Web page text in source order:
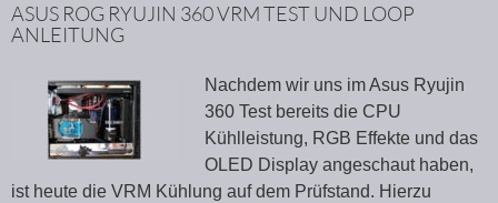
ASUS ROG RYUJIN 360 VRM TEST UND LOOP
ANLEITUNG
Nachdem wir uns im Asus Ryujin
360 Test bereits die CPU
Kühlleistung, RGB Effekte und das
OLED Display angeschaut haben,
ist heute die VRM Kühlung auf dem Prüfstand. Hierzu